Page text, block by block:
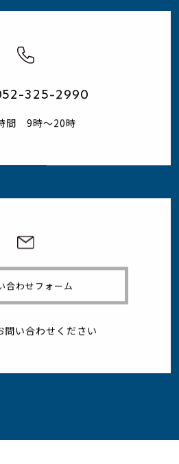
325-2990
間 9時～20時
合わせフォーム
問い合わせください